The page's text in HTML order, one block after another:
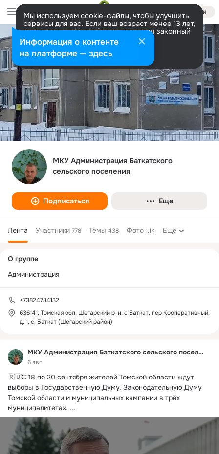
Войти
Мы используем cookie-файлы, чтобы улучшить
сервисы для вас. Если ваш возраст менее 13 лет,
настроить cookie-файлы должен ваш законный
представитель. Больше информации
Разрешить все Настроить
МКУ Администрация Баткатского
сельского поселения
Подписаться Еще
Лента Участники 778 Темы 438 Фото 1.1K Ещё
МКУ Администрация Баткатского сельского поселения
6 авг
🇷🇺С 18 по 20 сентября жителей Томской области ждут
выборы в Государственную Думу, Законодательную Думу
Томской области и муниципальных кампании в трёх
муниципалитетах. ...
колонка
О группе
Администрация
+73824734132
636141, Томская обл, Шегарский р-н, с Баткат, пер Кооперативный,
д. 1, с. Баткат (Шегарский район)
Информация о контенте
на платформе — здесь